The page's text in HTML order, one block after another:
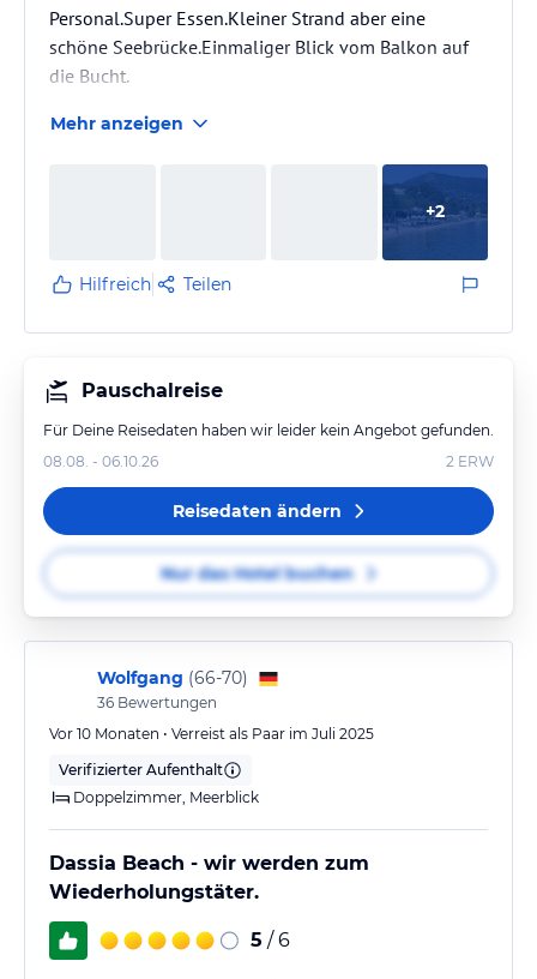
Personal.Super Essen.Kleiner Strand aber eine
schöne Seebrücke.Einmaliger Blick vom Balkon auf
die Bucht.
Mehr anzeigen
+2
Hilfreich Teilen
Pauschalreise
Für Deine Reisedaten haben wir leider kein Angebot gefunden.
08.08. - 06.10.26
2 ERW
Reisedaten ändern
Nur das Hotel buchen
Wolfgang (66-70)
36 Bewertungen
Vor 10 Monaten • Verreist als Paar im Juli 2025
Verifizierter Aufenthalt
Doppelzimmer, Meerblick
Dassia Beach - wir werden zum
Wiederholungstäter.
5 / 6